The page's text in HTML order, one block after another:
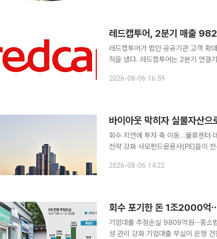
레드캡투어, 2분기 매출
레드캡투어가 법인·공공기관 고객 확
적을 냈다. 레드캡투어는 2분기 연결기준 매출액 982억원과 영업이익 157억원을 기록했다고 6일
2026-08-06 16:59
바이아웃 막히자 실물자산
회수 지연에 투자 축 이동…물류센터·
전략 강화 사모펀드운용사(PE)들이 전통적인 바이아웃(경영권 인수) 투자에서 벗어나 부동산과 인
되면서 안정적인 현금흐름과 자산가
2026-08-06 14:22
기업대출 추정손실 9809억원⋯중소
성 관리 강화 기업대출 부실이 은행 건전성의 새 부담으로 떠오르고 있다. 5대 은행이 회수가 사실